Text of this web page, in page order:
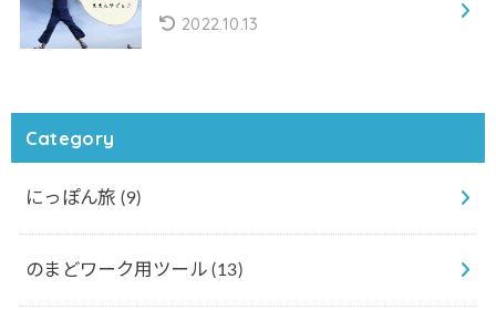
2022.10.13
Category
にっぽん旅(9)
のまどワーク用ツール(13)